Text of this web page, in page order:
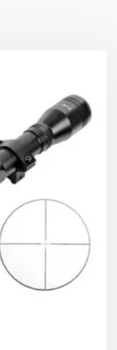
πωλούνται
από την αρμόδια
Ένοπλες
οπλοφορούν
μπορούν να τα
σχετικής